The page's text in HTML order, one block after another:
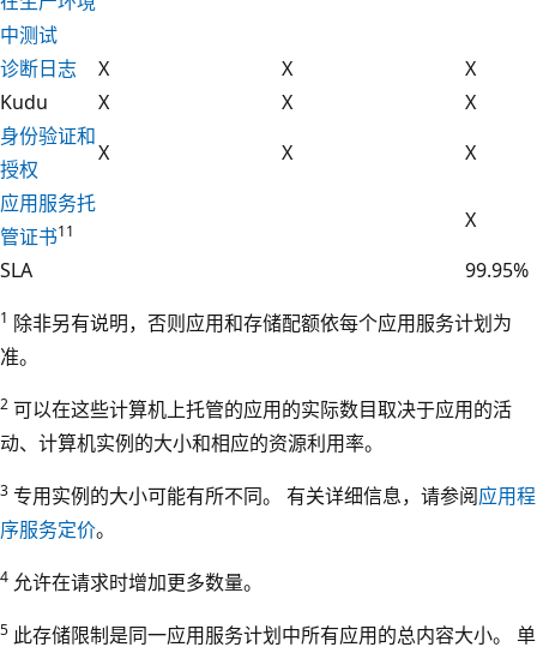
中测试
诊断日志
X X
X
Kudu
X X
X
身份验证和
授权
X X
X
应用服务托
管证书11
X
SLA
99.95%
1 除非另有说明，否则应用和存储配额依每个应用服务计划为
准。
2 可以在这些计算机上托管的应用的实际数目取决于应用的活
动、计算机实例的大小和相应的资源利用率。
3 专用实例的大小可能有所不同。 有关详细信息，请参阅应用程
序服务定价。
4 允许在请求时增加更多数量。
5 此存储限制是同一应用服务计划中所有应用的总内容大小。 单